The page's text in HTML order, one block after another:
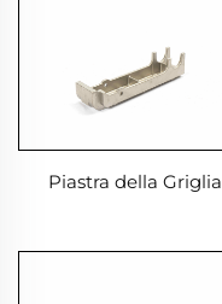
Piastra della Griglia